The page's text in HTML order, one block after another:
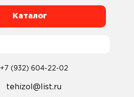
Каталог
+7 (932) 604-22-02
tehizol@list.ru